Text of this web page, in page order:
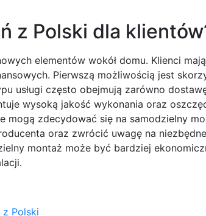
z Polski dla
elementów wokół domu. Klienci
Pierwszą możliwością jest
usługi często obejmują zarówno
wysoką jakość wykonania oraz
zdecydować się na samodzielny
oraz zwrócić uwagę na
montaż może być bardziej
Polski